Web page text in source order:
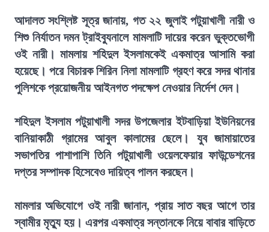
আদালত সংশ্লিষ্ট সূত্র জানায়, গত ২২ জুলাই পটুয়াখালী নারী ও
শিশু নির্যাতন দমন ট্রাইব্যুনালে মামলাটি দায়ের করেন ভুক্তভোগী
ওই নারী। মামলায় শহিদুল ইসলামকেই একমাত্র আসামি করা
হয়েছে। পরে বিচারক শিরিন নিলা মামলাটি গ্রহণ করে সদর থানার
পুলিশকে প্রয়োজনীয় আইনগত পদক্ষেপ নেওয়ার নির্দেশ দেন।
শহিদুল ইসলাম পটুয়াখালী সদর উপজেলার ইটবাড়িয়া ইউনিয়নের
বানিয়াকাঠী গ্রামের আবুল কালামের ছেলে। যুব জামায়াতের
সভাপতির পাশাপাশি তিনি পটুয়াখালী ওয়েলফেয়ার ফাউন্ডেশনের
দপ্তর সম্পাদক হিসেবেও দায়িত্ব পালন করছেন।
মামলার অভিযোগে ওই নারী জানান, প্রায় সাত বছর আগে তার
স্বামীর মৃত্যু হয়। এরপর একমাত্র সন্তানকে নিয়ে বাবার বাড়িতে